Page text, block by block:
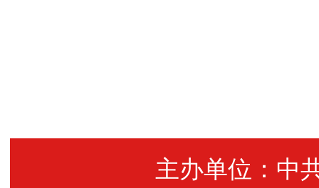
主办单位：中